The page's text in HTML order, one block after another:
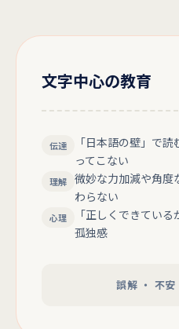
文字中心の教育
伝達
「日本語の壁」で
ってこない
理解
微妙な力加減や角度
わらない
心理
「正しくできてい
孤独感
誤解 ・ 不安